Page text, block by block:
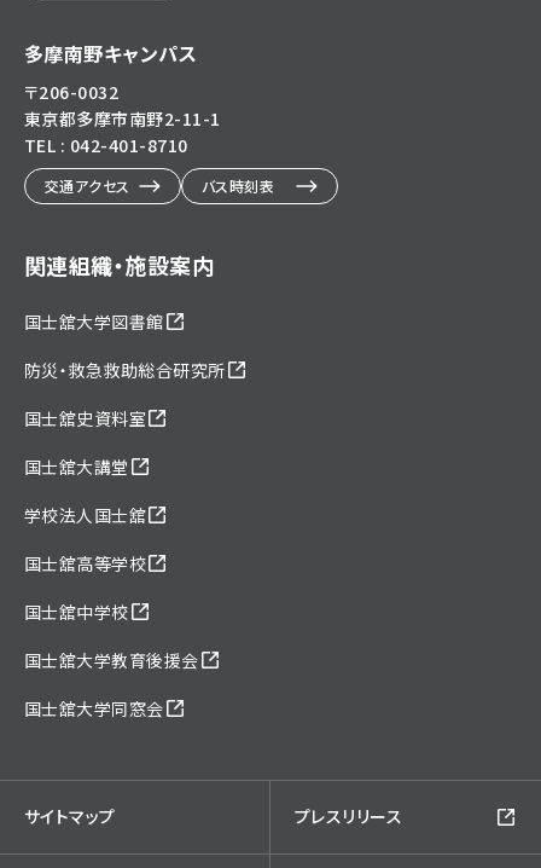
多摩南野キャンパス
〒206-0032
東京都多摩市南野2-11-1
TEL : 042-401-8710
交通アクセス バス時刻表
関連組織・施設案内
国士舘大学図書館
防災・救急救助総合研究所
国士舘史資料室
国士舘大講堂
学校法人国士舘
国士舘高等学校
国士舘中学校
国士舘大学教育後援会
国士舘大学同窓会
サイトマップ プレスリリース